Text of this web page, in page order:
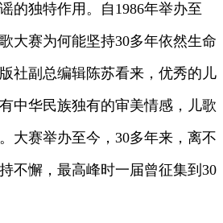
的独特作用。自1986年举办至
大赛为何能坚持30多年依然生命
社副总编辑陈苏看来，优秀的儿
中华民族独有的审美情感，儿歌
大赛举办至今，30多年来，离不
不懈，最高峰时一届曾征集到30